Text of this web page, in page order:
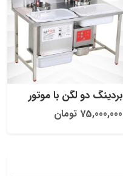
بردینگ دو لگن با موتور
75,000,000 تومان